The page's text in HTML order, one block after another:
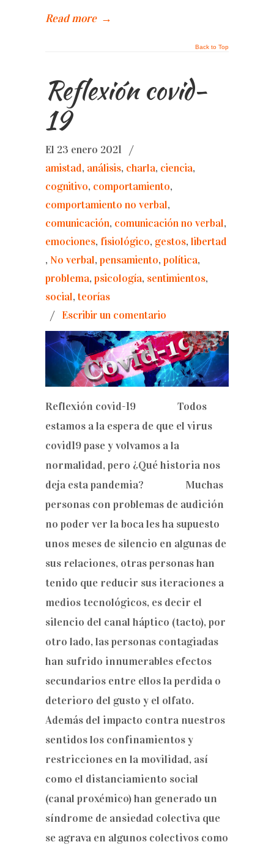
Read more →
Back to Top
Reflexión covid-
19
El 23 enero 2021
/
amistad, análisis, charla, ciencia,
cognitivo, comportamiento,
comportamiento no verbal,
comunicación, comunicación no verbal,
emociones, fisiológico, gestos, libertad
, No verbal, pensamiento, política,
problema, psicología, sentimientos,
social,teorías
/ Escribir un comentario
Reflexión covid-19 Todos
estamos a la espera de que el virus
covid19 pase y volvamos a la
normalidad, pero ¿Qué historia nos
deja esta pandemia? Muchas
personas con problemas de audición
no poder ver la boca les ha supuesto
unos meses de silencio en algunas de
sus relaciones, otras personas han
tenido que reducir sus iteraciones a
medios tecnológicos, es decir el
silencio del canal háptico (tacto), por
otro lado, las personas contagiadas
han sufrido innumerables efectos
secundarios entre ellos la perdida o
deterioro del gusto y el olfato.
Además del impacto contra nuestros
sentidos los confinamientos y
restricciones en la movilidad, así
como el distanciamiento social
(canal proxémico) han generado un
síndrome de ansiedad colectiva que
se agrava en algunos colectivos como